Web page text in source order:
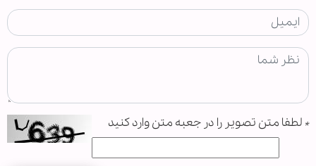
* لطفا متن تصویر را در جعبه متن وارد کنید